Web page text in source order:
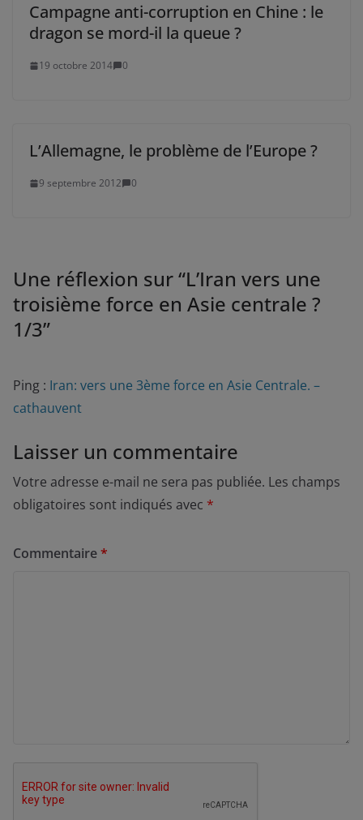
Campagne anti-corruption en Chine : le
dragon se mord-il la queue ?
19 octobre 2014 0
L’Allemagne, le problème de l’Europe ?
9 septembre 2012 0
Une réflexion sur “L’Iran vers une
troisième force en Asie centrale ?
1/3”
Ping : Iran: vers une 3ème force en Asie Centrale. –
cathauvent
Laisser un commentaire
Votre adresse e-mail ne sera pas publiée. Les champs
obligatoires sont indiqués avec *
Commentaire*